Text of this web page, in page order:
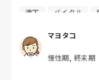
準夜帯でエンゼ
日勤帯で吐いた
てしまいました
ました。昼から
滴下 バイタル
マヨタコ
慢性期, 終末期